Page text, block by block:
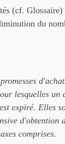
(cf. Glossaire)
du
lesquelles un
expiré. Elles
d'obtention
comprises.